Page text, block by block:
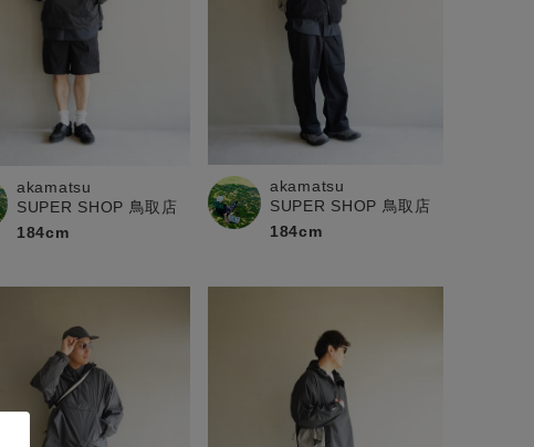
akamatsu
SUPER SHOP 鳥取店
184cm
akamatsu
SUPER SHOP 鳥取店
184cm